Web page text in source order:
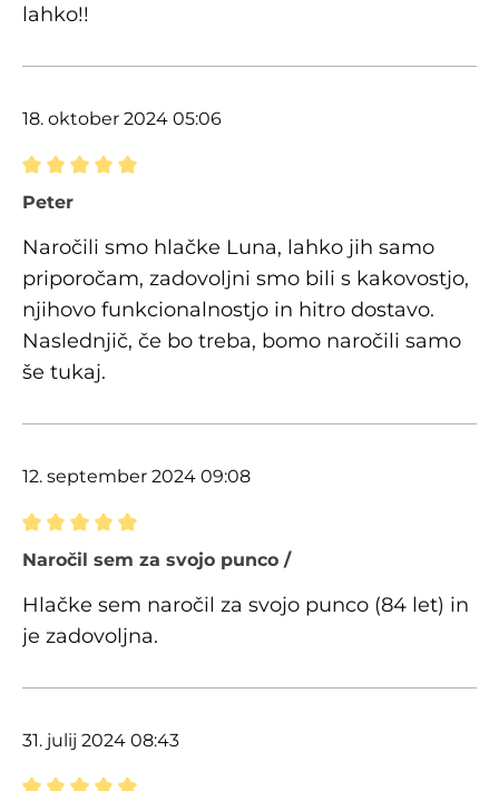
lahko!!
18. oktober 2024 05:06
Ocena z oceno 5 od 5 zvezdic
Peter
Naročili smo hlačke Luna, lahko jih samo
priporočam, zadovoljni smo bili s kakovostjo,
njihovo funkcionalnostjo in hitro dostavo.
Naslednjič, če bo treba, bomo naročili samo
še tukaj.
12. september 2024 09:08
Ocena z oceno 5 od 5 zvezdic
Naročil sem za svojo punco /
Hlačke sem naročil za svojo punco (84 let) in
je zadovoljna.
31. julij 2024 08:43